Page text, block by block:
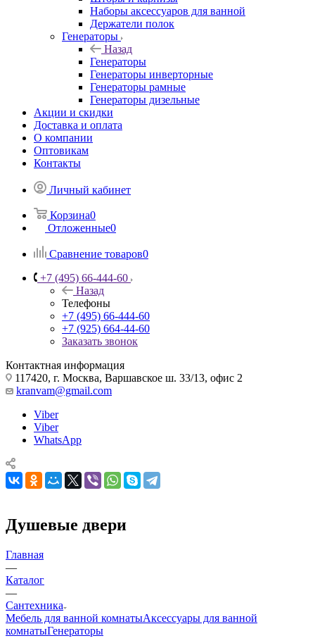
Наборы аксессуаров для ванной
Держатели полок
Генераторы
Назад
Генераторы
Генераторы инверторные
Генераторы рамные
Генераторы дизельные
Акции и скидки
Доставка и оплата
О компании
Оптовикам
Контакты
Личный кабинет
Корзина0
Отложенные0
Сравнение товаров0
+7 (495) 66-444-60
Назад
Телефоны
+7 (495) 66-444-60
+7 (925) 664-44-60
Заказать звонок
Контактная информация
117420, г. Москва, Варшавское ш. 33/13, офис 2
kranvam@gmail.com
Viber
Viber
WhatsApp
Душевые двери
Главная
—
Каталог
—
Сантехника
Мебель для ванной комнатыАксессуары для ванной
комнатыГенераторы